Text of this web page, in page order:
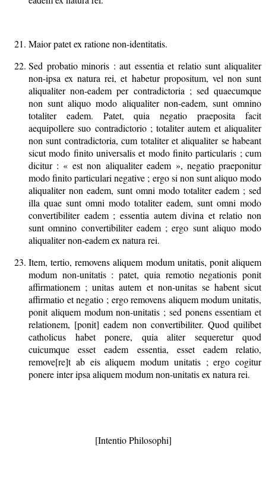
Maior patet ex ratione non-identitatis.
Sed probatio minoris : aut essentia et relatio sunt aliqualiter
non-ipsa ex natura rei, et habetur propositum, vel non sunt
aliqualiter non-eadem per contradictoria ; sed quaecumque
non sunt aliquo modo aliqualiter non-eadem, sunt omnino
totaliter eadem. Patet, quia negatio praeposita facit
aequipollere suo contradictorio ; totaliter autem et aliqualiter
non sunt contradictoria, cum totaliter et aliqualiter se habeant
sicut modo finito universalis et modo finito particularis ; cum
dicitur : « est non aliqualiter eadem », negatio praeponitur
modo finito particulari negative ; ergo si non sunt aliquo modo
aliqualiter non eadem, sunt omni modo totaliter eadem ; sed
illa quae sunt omni modo totaliter eadem, sunt omni modo
convertibiliter eadem ; essentia autem divina et relatio non
sunt omnino convertibiliter eadem ; ergo sunt aliquo modo
aliqualiter non-eadem ex natura rei.
Item, tertio, removens aliquem modum unitatis, ponit aliquem
modum non-unitatis : patet, quia remotio negationis ponit
affirmationem ; unitas autem et non-unitas se habent sicut
affirmatio et negatio ; ergo removens aliquem modum unitatis,
ponit aliquem modum non-unitatis ; sed ponens essentiam et
relationem, [ponit] eadem non convertibiliter. Quod quilibet
catholicus habet ponere, quia aliter sequeretur quod
cuicumque esset eadem essentia, esset eadem relatio,
remove[re]t ab eis aliquem modum unitatis ; ergo cogitur
ponere inter ipsa aliquem modum non-unitatis ex natura rei.
[Intentio Philosophi]